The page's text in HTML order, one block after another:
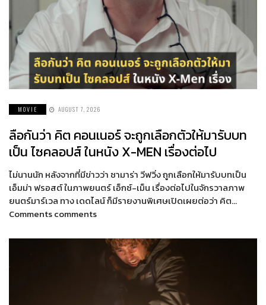
MOVIE AUGUST 7, 2026
ลือกันว่า คิต คอนเนอร์ จะถูกเลือกตัวให้มารับบท
เป็น ไซคลอปส์ ในหนัง X-MEN เรื่องต่อไป
ไม่นานนัก หลังจากที่มีข่าวว่า ซามาร่า วีฟวิ่ง ถูกเลือกให้มารับบทเป็น
เอ็มม่า ฟรอสต์ ในภาพยนตร์ เอ็กซ์-เม็น เรื่องต่อไปในจักรวาลภาพ
ยนตร์มาร์เวล ทาง เดดไลน์ ก็มีรายงานพิเศษเปิดเผยต่อว่า คิต…
Comments comments